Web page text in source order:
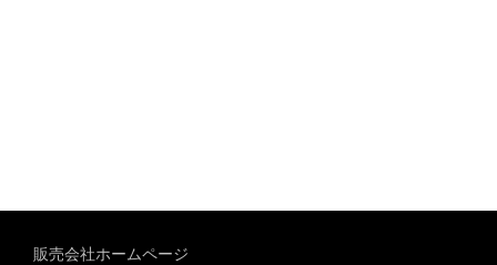
販売会社ホームページ